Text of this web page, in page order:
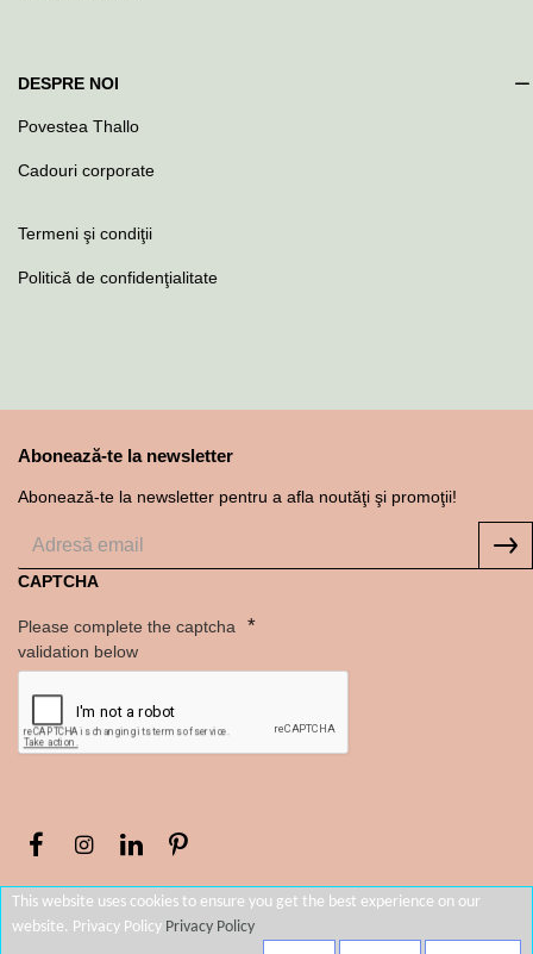
DESPRE NOI
Povestea Thallo
Cadouri corporate
Termeni şi condiţii
Politică de confidenţialitate
Abonează-te la newsletter
Abonează-te la newsletter pentru a afla noutăţi şi promoţii!
CAPTCHA
Please complete the captcha
validation below
This website uses cookies to ensure you get the best experience on our
website. Privacy Policy Privacy Policy